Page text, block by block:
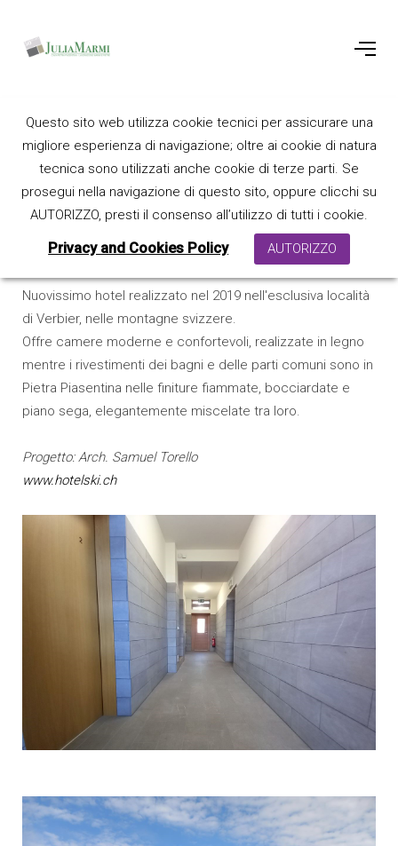
Hotel Ski - Verbier
Nuovissimo hotel realizzato nel 2019 nell'esclusiva località
di Verbier, nelle montagne svizzere.
Offre camere moderne e confortevoli, realizzate in legno
mentre i rivestimenti dei bagni e delle parti comuni sono in
Pietra Piasentina nelle finiture fiammate, bocciardate e
piano sega, elegantemente miscelate tra loro.
Progetto: Arch. Samuel Torello
www.hotelski.ch
Questo sito web utilizza cookie tecnici per assicurare una
migliore esperienza di navigazione; oltre ai cookie di natura
tecnica sono utilizzati anche cookie di terze parti. Se
prosegui nella navigazione di questo sito, oppure clicchi su
AUTORIZZO, presti il consenso all’utilizzo di tutti i cookie.
Privacy and Cookies Policy AUTORIZZO